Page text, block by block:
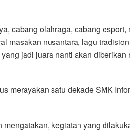
cabang olahraga, cabang esport,
masakan nusantara, lagu
jadi juara nanti akan diberikan
merayakan satu dekade SMK
kegiatan yang